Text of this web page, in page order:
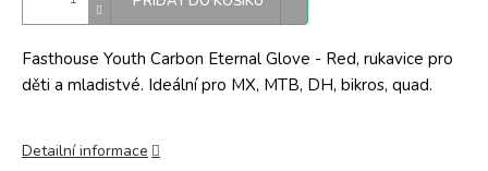
Fasthouse Youth Carbon Eternal Glove - Red, rukavice pro
děti a mladistvé. Ideální pro MX, MTB, DH, bikros, quad.
Detailní informace